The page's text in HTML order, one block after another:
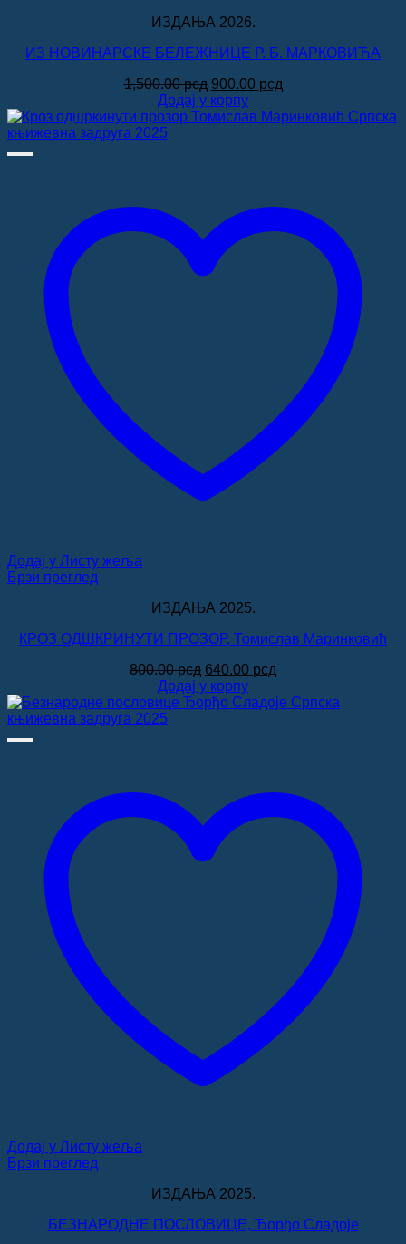
ИЗДАЊА 2026.
ИЗ НОВИНАРСКЕ БЕЛЕЖНИЦЕ Р. Б. МАРКОВИЋА
1,500.00рсд Оригинална
цена
је
900.00 рсдТренутна
је:
Додај у корпу
Додај у Листу жеља
Брзи преглед
ИЗДАЊА 2025.
КРОЗ ОДШКРИНУТИ ПРОЗОР, Томислав Маринковић
800.00рсд Оригинална
цена
је
640.00 рсд
је:
Додај у корпу
Додај у Листу жеља
Брзи преглед
ИЗДАЊА 2025.
БЕЗНАРОДНЕ ПОСЛОВИЦЕ, Ђорђо Сладоје